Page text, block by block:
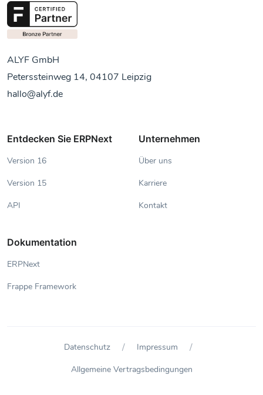
ALYF GmbH
Peterssteinweg 14, 04107 Leipzig
hallo@alyf.de
Entdecken Sie ERPNext
Version 16
Version 15
API
Unternehmen
Über uns
Karriere
Kontakt
Dokumentation
ERPNext
Frappe Framework
Datenschutz / Impressum /
Allgemeine Vertragsbedingungen